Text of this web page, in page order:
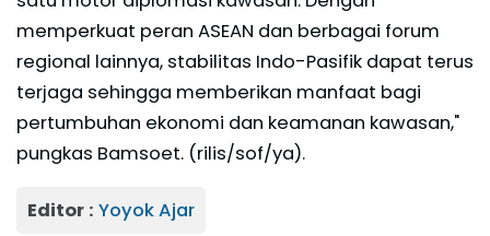
memperkuat peran ASEAN dan berbagai forum
regional lainnya, stabilitas Indo-Pasifik dapat terus
terjaga sehingga memberikan manfaat bagi
pertumbuhan ekonomi dan keamanan kawasan,"
pungkas Bamsoet. (rilis/sof/ya).
Editor : Yoyok Ajar